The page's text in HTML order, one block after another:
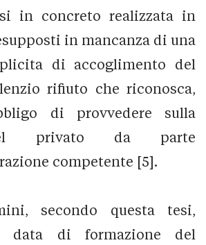
in concreto realizzata in
in mancanza di una
di accoglimento del
rifiuto che riconosca,
di provvedere sulla
privato da parte
competente [5].
secondo questa tesi,
data di formazione del